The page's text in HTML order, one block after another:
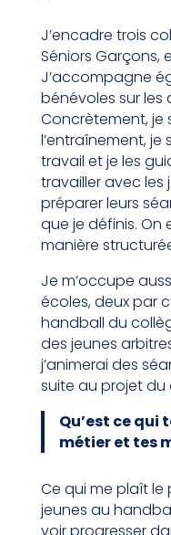
J’encadre trois
Séniors Garçons,
J’accompagne
bénévoles sur les
Concrètement, je
l’entraînement, je
travail et je les
travailler avec les
préparer leurs
que je définis.
manière
Je m’occupe
écoles, deux par
handball du
des jeunes
j’animerai des
suite au projet du
Qu’est ce qui
métier et tes
Ce qui me plaît le
jeunes au
voir progresser